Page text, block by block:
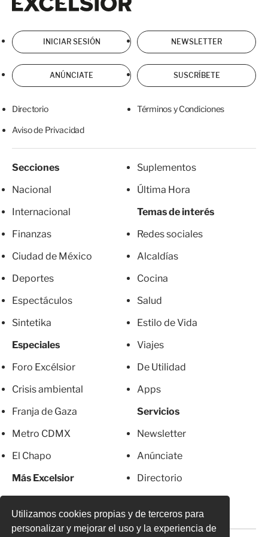
Utilizamos cookies propias y de terceros para
personalizar y mejorar el uso y la experiencia de
INICIAR SESIÓN NEWSLETTER
ANÚNCIATE SUSCRÍBETE
Directorio Términos y Condiciones
Aviso de Privacidad
Secciones
Nacional
Internacional
Finanzas
Ciudad de México
Deportes
Espectáculos
Sintetika
Especiales
Foro Excélsior
Crisis ambiental
Franja de Gaza
Metro CDMX
El Chapo
Más Excelsior
Suplementos
Última Hora
Temas de interés
Redes sociales
Alcaldías
Cocina
Salud
Estilo de Vida
Viajes
De Utilidad
Apps
Servicios
Newsletter
Anúnciate
Directorio